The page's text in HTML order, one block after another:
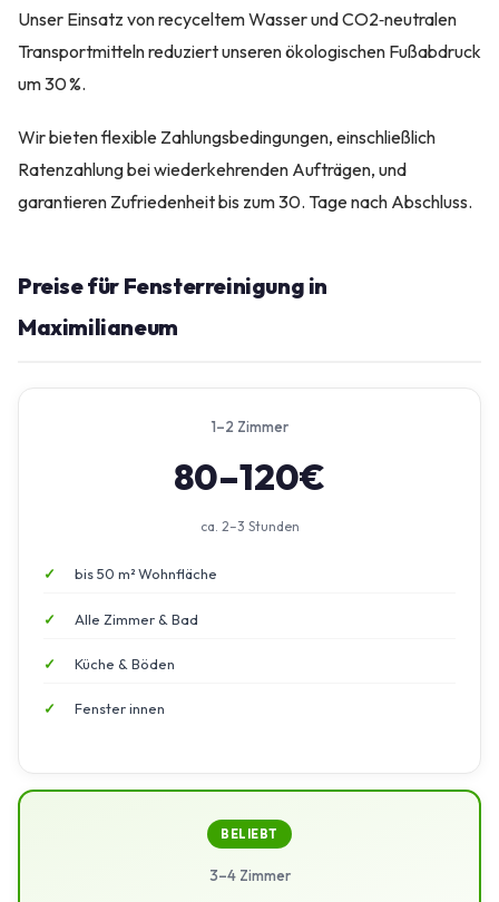
Unser Einsatz von recyceltem Wasser und CO2‑neutralen
Transportmitteln reduziert unseren ökologischen Fußabdruck
um 30 %.
Wir bieten flexible Zahlungsbedingungen, einschließlich
Ratenzahlung bei wiederkehrenden Aufträgen, und
garantieren Zufriedenheit bis zum 30. Tage nach Abschluss.
Preise für Fensterreinigung in
Maximilianeum
1–2 Zimmer
80–120€
ca. 2–3 Stunden
bis 50 m² Wohnfläche
Alle Zimmer & Bad
Küche & Böden
Fenster innen
BELIEBT
3–4 Zimmer